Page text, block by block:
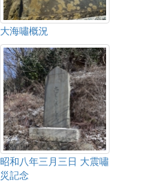
大海嘯概況
昭和八年三月三日 大震嘯
災記念